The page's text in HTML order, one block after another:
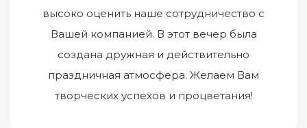
высоко оценить наше сотрудничество с
Вашей компанией. В этот вечер была
создана дружная и действительно
праздничная атмосфера. Желаем Вам
творческих успехов и процветания!